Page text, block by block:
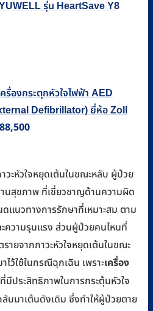
รุ่น HeartSave Y8
Current
ครื่องกระตุกหัวใจไฟฟ้า AED
Defibrillator) ยี่ห้อ Zoll
88,500
ะหัวใจหยุดเต้นในขณะหลับ ผู้ป่วย
นสุขภาพ ที่เชี่ยวชาญด้านความผิด
แนวทางการรักษาที่เหมาะสม ตาม
ความรุนแรง ส่วนผู้ป่วยคนไหนที่
รายจากภาวะหัวใจหยุดเต้นในขณะ
ไว้ใช้ในกรณีฉุกเฉิน เพราะเครื่อง
มีประสิทธิภาพในการกระตุ้นหัวใจ
ลับมาเต้นดังเดิม ซึ่งทำให้ผู้ป่วยตาย